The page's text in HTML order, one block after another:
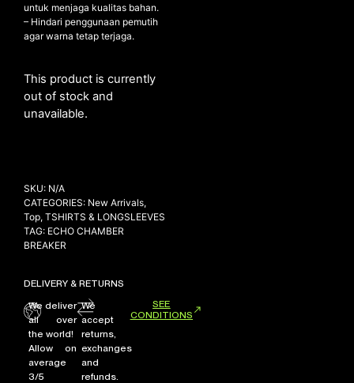
CONTACT
untuk menjaga kualitas bahan.
– Hindari penggunaan pemutih
agar warna tetap terjaga.
This product is currently
out of stock and
unavailable.
SKU: N/A
CATEGORIES: New Arrivals,
Top, TSHIRTS & LONGSLEEVES
TAG: ECHO CHAMBER
BREAKER
DELIVERY & RETURNS
We deliver
all over
the world!
Allow on
average
3/5
We
accept
returns,
exchanges
and
refunds.
SEE
CONDITIONS